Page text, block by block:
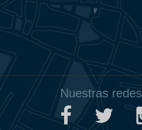
Nuestras redes